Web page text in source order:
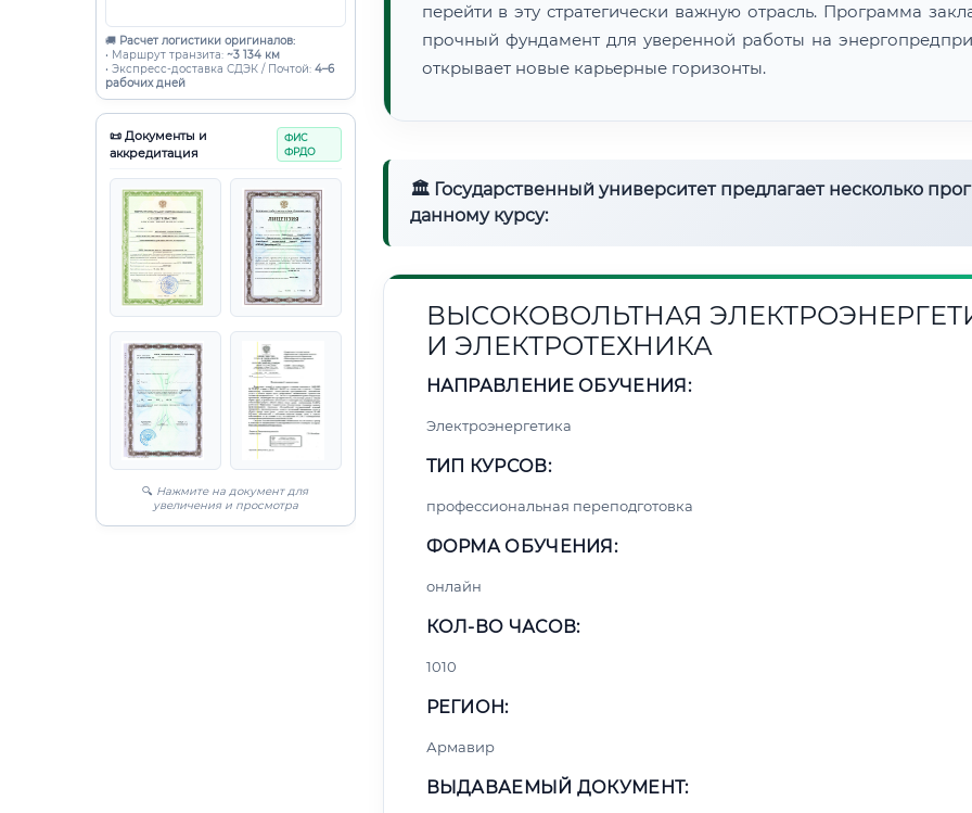
🚚 Расчет логистики оригиналов:
• Маршрут транзита: ~3 134 км
• Экспресс-доставка СДЭК / Почтой: 4–6
рабочих дней
📜 Документы и
аккредитация
ФИС
ФРДО
🔍 Нажмите на документ для
увеличения и просмотра
перейти в эту стратегически важную отрасль. Программа
прочный фундамент для уверенной работы на
открывает новые карьерные горизонты.
🏛 Государственный университет предлагает несколько
данному курсу:
ВЫСОКОВОЛЬТНАЯ
И ЭЛЕКТРОТЕХНИКА
НАПРАВЛЕНИЕ ОБУЧЕНИЯ:
Электроэнергетика
ТИП КУРСОВ:
профессиональная переподготовка
ФОРМА ОБУЧЕНИЯ:
онлайн
КОЛ-ВО ЧАСОВ:
1010
РЕГИОН:
Армавир
ВЫДАВАЕМЫЙ ДОКУМЕНТ: